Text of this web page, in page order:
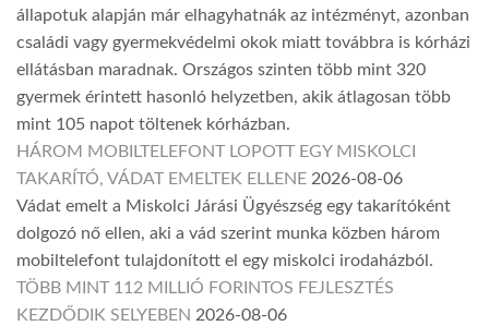
állapotuk alapján már elhagyhatnák az intézményt, azonban
családi vagy gyermekvédelmi okok miatt továbbra is kórházi
ellátásban maradnak. Országos szinten több mint 320
gyermek érintett hasonló helyzetben, akik átlagosan több
mint 105 napot töltenek kórházban.
HÁROM MOBILTELEFONT LOPOTT EGY MISKOLCI
TAKARÍTÓ, VÁDAT EMELTEK ELLENE 2026-08-06
Vádat emelt a Miskolci Járási Ügyészség egy takarítóként
dolgozó nő ellen, aki a vád szerint munka közben három
mobiltelefont tulajdonított el egy miskolci irodaházból.
TÖBB MINT 112 MILLIÓ FORINTOS FEJLESZTÉS
KEZDŐDIK SELYEBEN 2026-08-06